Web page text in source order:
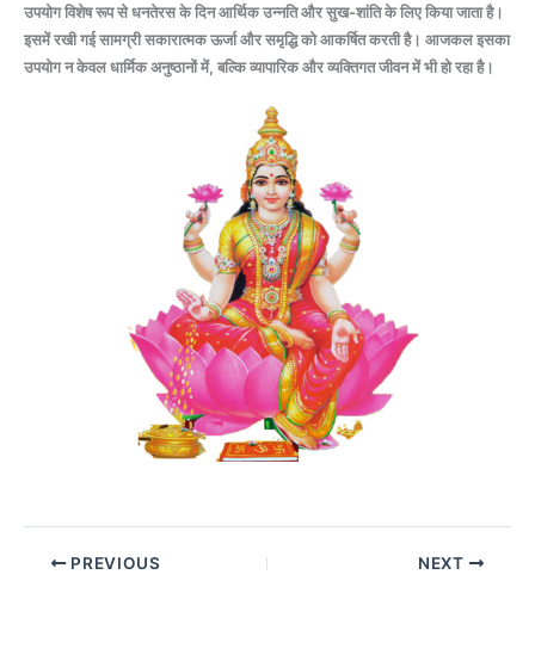
उपयोग विशेष रूप से धनतेरस के दिन आर्थिक उन्नति और सुख-शांति के लिए किया जाता है।
इसमें रखी गई सामग्री सकारात्मक ऊर्जा और समृद्धि को आकर्षित करती है। आजकल इसका
उपयोग न केवल धार्मिक अनुष्ठानों में, बल्कि व्यापारिक और व्यक्तिगत जीवन में भी हो रहा है।
PREVIOUS NEXT